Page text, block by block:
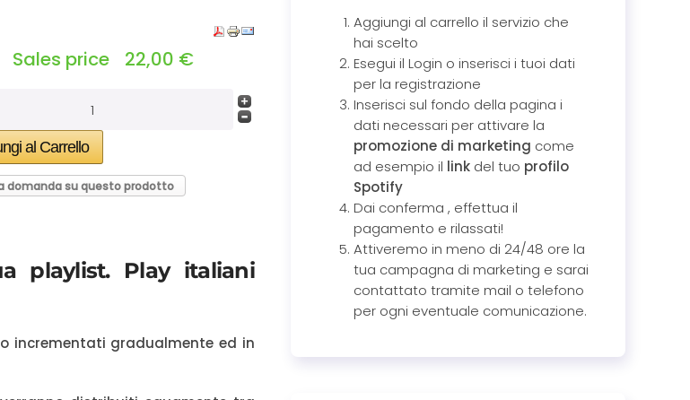
Sales price 22,00 €
domanda su questo prodotto
playlist. Play italiani
incrementati gradualmente ed in
Aggiungi al carrello il servizio che
hai scelto
Esegui il Login o inserisci i tuoi dati
per la registrazione
Inserisci sul fondo della pagina i
dati necessari per attivare la
promozione di marketing come
ad esempio il linkdel tuo profilo
Spotify
Dai conferma , effettua il
pagamento e rilassati!
Attiveremo in meno di 24/48 ore la
tua campagna di marketing e sarai
contattato tramite mail o telefono
per ogni eventuale comunicazione.